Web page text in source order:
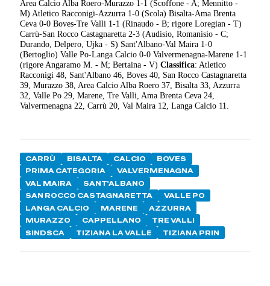
Area Calcio Alba Roero-Murazzo 1-1 (Scoffone - A; Mennitto -
M) Atletico Racconigi-Azzurra 1-0 (Scola) Bisalta-Ama Brenta
Ceva 0-0 Boves-Tre Valli 1-1 (Rinaudo - B; rigore Loregian - T)
Carrù-San Rocco Castagnaretta 2-3 (Audisio, Romanisio - C;
Durando, Delpero, Ujka - S) Sant'Albano-Val Maira 1-0
(Bertoglio) Valle Po-Langa Calcio 0-0 Valvermenagna-Marene 1-1
(rigore Angaramo M. - M; Bertaina - V)Classifica: Atletico
Racconigi 48, Sant'Albano 46, Boves 40, San Rocco Castagnaretta
39, Murazzo 38, Area Calcio Alba Roero 37, Bisalta 33, Azzurra
32, Valle Po 29, Marene, Tre Valli, Ama Brenta Ceva 24,
Valvermenagna 22, Carrù 20, Val Maira 12, Langa Calcio 11.
CARRÙ BISALTA CALCIO
BOVES
PRIMA CATEGORIA
VALVERMENAGNA
VAL MAIRA
SANT'ALBANO
SAN ROCCO CASTAGNARETTA
VALLE PO
LANGA CALCIO
MARENE
AZZURRA
MURAZZO
CAPPELLANO
TRE VALLI
SINDSCA
TIZIANA LA VALLE TIZIANA PRIN